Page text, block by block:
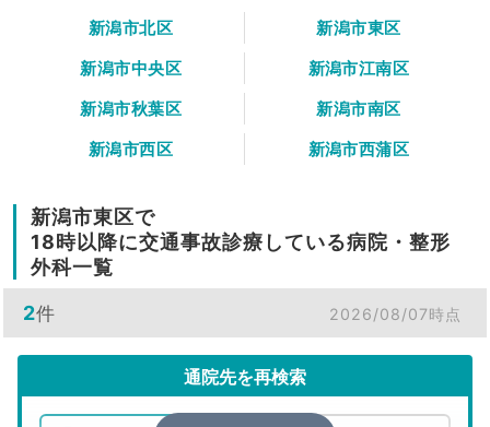
新潟市北区
新潟市東区
新潟市中央区
新潟市江南区
新潟市秋葉区
新潟市南区
新潟市西区
新潟市西蒲区
新潟市東区で
18時以降に交通事故診療している病院・整形
外科一覧
2件 2026/08/07時点
通院先を再検索